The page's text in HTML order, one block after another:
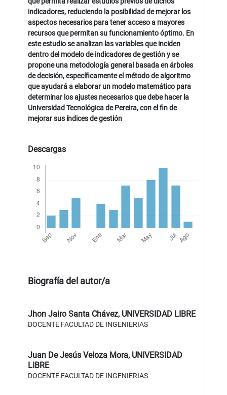
indicadores, reduciendo la posibilidad de mejorar los
aspectos necesarios para tener acceso a mayores
recursos que permitan su funcionamiento óptimo. En
este estudio se analizan las variables que inciden
dentro del modelo de indicadores de gestión y se
propone una metodología general basada en árboles
de decisión, específicamente el método de algoritmo
que ayudará a elaborar un modelo matemático para
determinar los ajustes necesarios que debe hacer la
Universidad Tecnológica de Pereira, con el fin de
mejorar sus índices de gestión
Descargas
Biografía del autor/a
Jhon Jairo Santa Chávez, UNIVERSIDAD LIBRE
DOCENTE FACULTAD DE INGENIERIAS
Juan De Jesús Veloza Mora, UNIVERSIDAD
LIBRE
DOCENTE FACULTAD DE INGENIERIAS